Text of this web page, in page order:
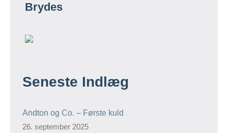
Brydes
Seneste Indlæg
Andton og Co. – Første kuld
26. september 2025